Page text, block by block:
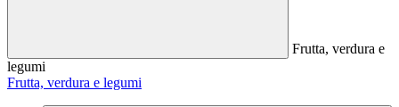
Frutta, verdura e
legumi
Frutta, verdura e legumi